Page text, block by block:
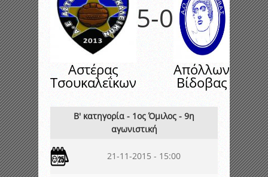
5-0
Αστέρας
Τσουκαλεΐκων
Απόλλων
Βίδοβας
Β' κατηγορία - 1ος Όμιλος - 9η
αγωνιστική
21-11-2015 - 15:00